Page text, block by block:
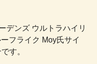
デンズ ウルトラハイリ
フライク Moy氏サイ
す。